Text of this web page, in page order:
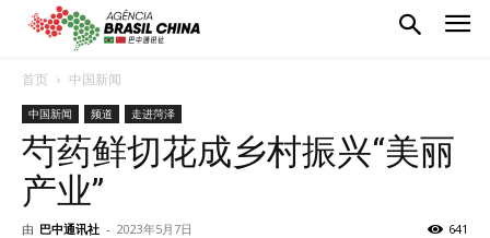
首页 中国新闻
中国新闻 频道 走进菏泽
芍药鲜切花成乡村振兴“美丽
产业”
由 巴中通讯社 - 2023年5月7日 641